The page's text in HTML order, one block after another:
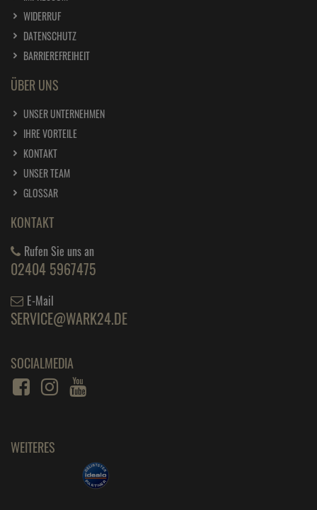
WIDERRUF
DATENSCHUTZ
BARRIEREFREIHEIT
ÜBER UNS
UNSER UNTERNEHMEN
IHRE VORTEILE
KONTAKT
UNSER TEAM
GLOSSAR
KONTAKT
Rufen Sie uns an
02404 5967475
E-Mail
SERVICE@WARK24.DE
SOCIALMEDIA
WEITERES